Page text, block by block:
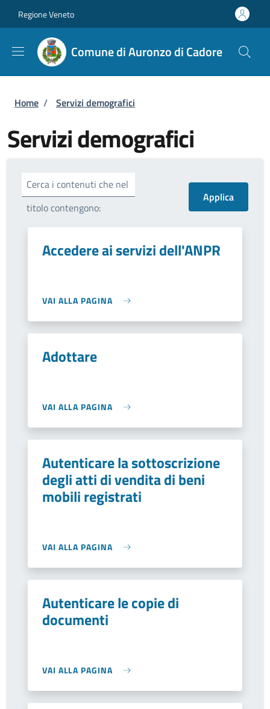
Regione Veneto
Comune di Auronzo di Cadore
Briciole di pane
Home / Servizi demografici
Servizi demografici
Cerca i contenuti che nel
titolo contengono:
Accedere ai servizi dell'ANPR
VAI ALLA PAGINA
Adottare
VAI ALLA PAGINA
Autenticare la sottoscrizione
degli atti di vendita di beni
mobili registrati
VAI ALLA PAGINA
Autenticare le copie di
documenti
VAI ALLA PAGINA